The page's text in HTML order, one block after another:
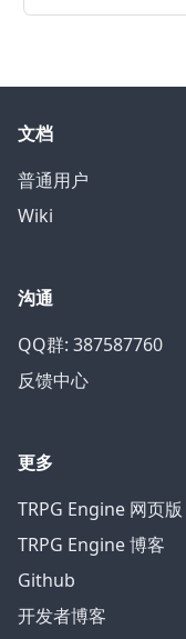
文档
普通用户
Wiki
沟通
QQ群: 387587760
反馈中心
更多
TRPG Engine 网页版
TRPG Engine 博客
Github
开发者博客